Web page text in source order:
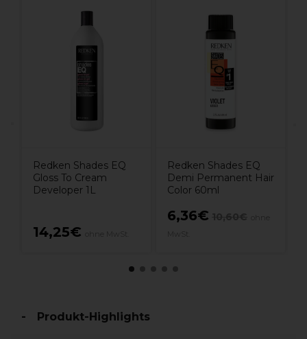
Redken Shades EQ
Gloss To Cream
Developer 1L
14,25€
Redken Shades EQ
Demi Permanent Hair
Color 60ml
6,36€
Produkt-Highlights